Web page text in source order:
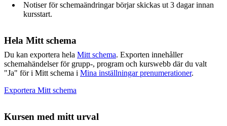
Notiser för schemaändringar börjar skickas ut 3 dagar innan
kursstart.
Hela Mitt schema
Du kan exportera hela Mitt schema. Exporten innehåller
schemahändelser för grupp-, program och kurswebb där du valt
"Ja" för i Mitt schema i Mina inställningar prenumerationer.
Exportera Mitt schema
Kursen med mitt urval